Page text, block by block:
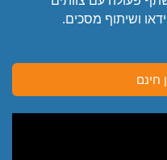
ושיתוף מסכים.
חינם